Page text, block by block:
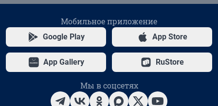
Мобильное приложение
Google Play App Store
App Gallery RuStore
Мы в соцсетях